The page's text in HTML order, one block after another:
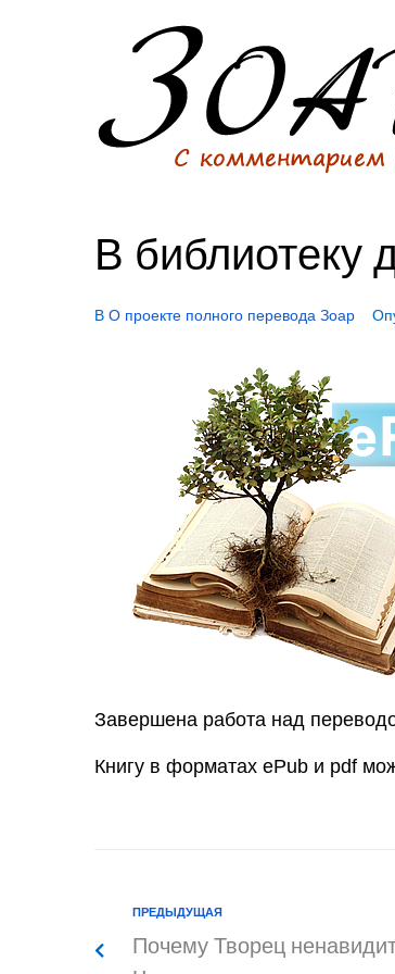
В библиотеку
В О проекте полного перевода Зоар
Завершена работа над
Книгу в форматах ePub и pdf
ПРЕДЫДУЩАЯ
Почему Творец